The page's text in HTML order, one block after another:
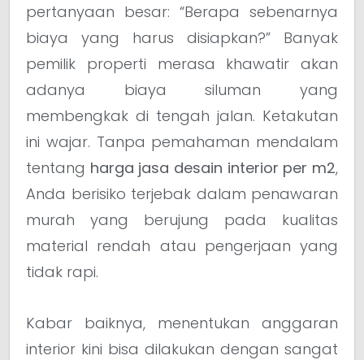
pertanyaan besar: “Berapa sebenarnya
biaya yang harus disiapkan?” Banyak
pemilik properti merasa khawatir akan
adanya biaya siluman yang
membengkak di tengah jalan. Ketakutan
ini wajar. Tanpa pemahaman mendalam
tentang harga jasa desain interior per m2,
Anda berisiko terjebak dalam penawaran
murah yang berujung pada kualitas
material rendah atau pengerjaan yang
tidak rapi.
Kabar baiknya, menentukan anggaran
interior kini bisa dilakukan dengan sangat